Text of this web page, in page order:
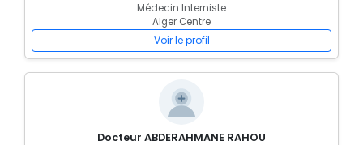
Médecin Interniste
Alger Centre
Voir le profil
Docteur ABDERAHMANE RAHOU